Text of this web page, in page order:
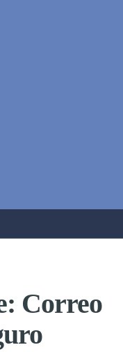
Correo